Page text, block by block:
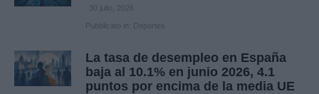
30 julio, 2026
Pubblicato in: Deportes
La tasa de desempleo en España
baja al 10.1% en junio 2026, 4.1
puntos por encima de la media UE